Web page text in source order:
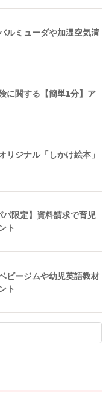
ルミューダや加湿空気清
に関する【簡単1分】ア
リジナル「しかけ絵本」
パ限定】資料請求で育児
ト
ビージムや幼児英語教材
ト